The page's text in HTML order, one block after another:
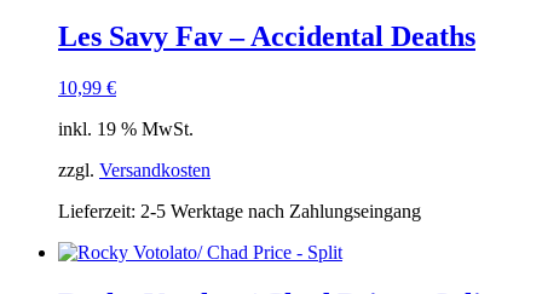
Les Savy Fav – Accidental Deaths
10,99 €
inkl. 19 % MwSt.
zzgl. Versandkosten
Lieferzeit: 2-5 Werktage nach Zahlungseingang